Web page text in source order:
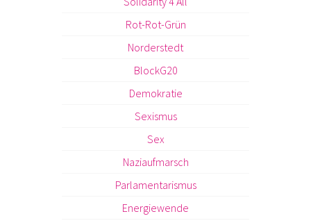
Rot-Rot-Grün
Norderstedt
BlockG20
Demokratie
Sexismus
Sex
Naziaufmarsch
Parlamentarismus
Energiewende